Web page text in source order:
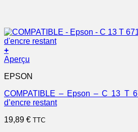
+
Aperçu
EPSON
COMPATIBLE – Epson – C 13 T
d’encre restant
19,89 € TTC